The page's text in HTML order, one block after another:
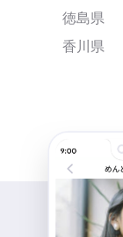
徳島県
香川県